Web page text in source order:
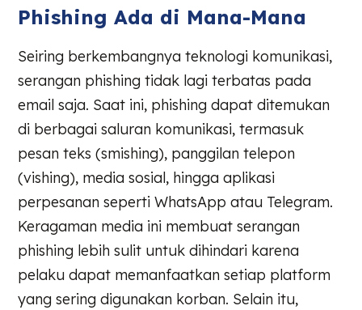
Phishing Ada di Mana-Mana
Seiring berkembangnya teknologi komunikasi,
serangan phishing tidak lagi terbatas pada
email saja. Saat ini, phishing dapat ditemukan
di berbagai saluran komunikasi, termasuk
pesan teks (smishing), panggilan telepon
(vishing), media sosial, hingga aplikasi
perpesanan seperti WhatsApp atau Telegram.
Keragaman media ini membuat serangan
phishing lebih sulit untuk dihindari karena
pelaku dapat memanfaatkan setiap platform
yang sering digunakan korban. Selain itu,